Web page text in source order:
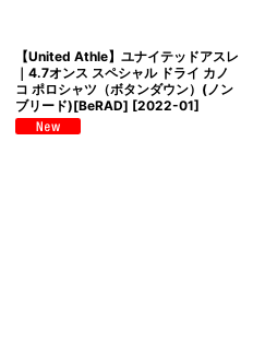
【United Athle】ユナイテッドアスレ
｜4.7オンス スペシャル ドライ カノ
コ ポロシャツ（ボタンダウン）(ノン
ブリード)[BeRAD] [2022-01]